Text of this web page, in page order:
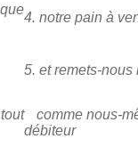
4. notre pain à
5. et remets-nous
comme nous-
débiteur